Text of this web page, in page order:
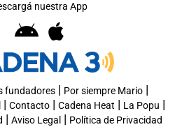
nuestra App
fundadores| Por siempre Mario|
| Contacto| Cadena Heat | La Popu |
| Aviso Legal | Política de Privacidad